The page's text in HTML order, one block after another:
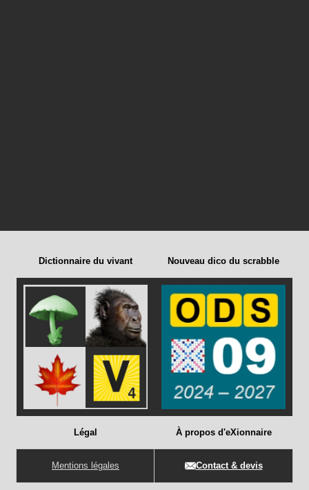
Dictionnaire du vivant Nouveau dico du scrabble
Légal
Mentions légales
À propos d'eXionnaire
Contact & devis